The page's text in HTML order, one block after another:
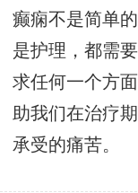
癫痫不是简单
是护理，都需
求任何一个方
助我们在治疗
承受的痛苦。